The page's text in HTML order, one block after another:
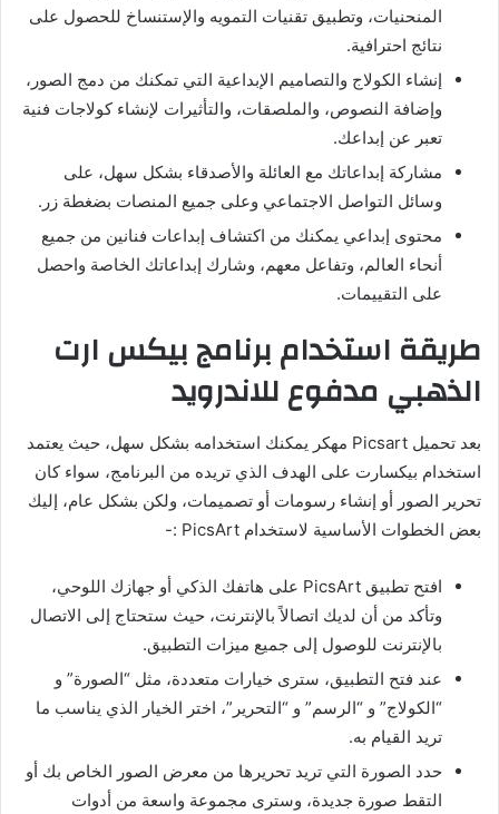
المنحنيات، وتطبيق تقنيات التمويه والإستنساخ للحصول على
نتائج احترافية.
إنشاء الكولاج والتصاميم الإبداعية التي تمكنك من دمج الصور،
وإضافة النصوص، والملصقات، والتأثيرات لإنشاء كولاجات فنية
تعبر عن إبداعك.
مشاركة إبداعاتك مع العائلة والأصدقاء بشكل سهل، على
وسائل التواصل الاجتماعي وعلى جميع المنصات بضغطة زر.
محتوى إبداعي يمكنك من اكتشاف إبداعات فنانين من جميع
أنحاء العالم، وتفاعل معهم، وشارك إبداعاتك الخاصة واحصل
على التقييمات.
طريقة استخدام برنامج بيكس ارت
الذهبي مدفوع للاندرويد
بعد تحميل Picsart مهكر
يمكنك استخدامه بشكل سهل، حيث يعتمد
استخدام بيكسارت على الهدف الذي تريده من البرنامج، سواء كان
تحرير الصور أو إنشاء رسومات أو تصميمات، ولكن بشكل عام، إليك
بعض الخطوات الأساسية لاستخدام PicsArt :-
افتح تطبيق PicsArt على هاتفك الذكي أو جهازك اللوحي،
وتأكد من أن لديك اتصالاً بالإنترنت، حيث ستحتاج إلى الاتصال
بالإنترنت للوصول إلى جميع ميزات التطبيق.
عند فتح التطبيق، سترى خيارات متعددة، مثل “الصورة” و
“الكولاج” و “الرسم” و “التحرير”، اختر الخيار الذي يناسب ما
تريد القيام به.
حدد الصورة التي تريد تحريرها من معرض الصور الخاص بك أو
التقط صورة جديدة، وسترى مجموعة واسعة من أدوات